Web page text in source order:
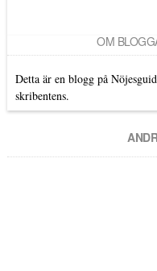
OM
Detta är en blogg på
skribentens.